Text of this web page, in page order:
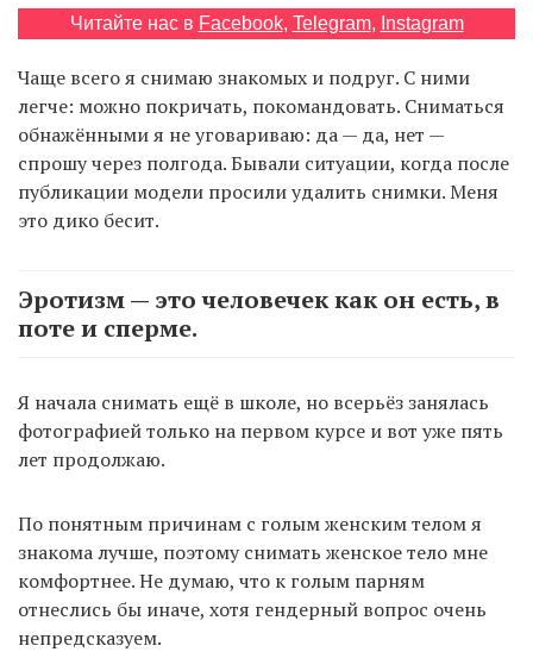
Читайте нас в Facebook, Telegram, Instagram
Чаще всего я снимаю знакомых и подруг. С ними
легче: можно покричать, покомандовать. Сниматься
обнажёнными я не уговариваю: да — да, нет —
спрошу через полгода. Бывали ситуации, когда после
публикации модели просили удалить снимки. Меня
это дико бесит.
Эротизм — это человечек как он есть, в
поте и сперме.
Я начала снимать ещё в школе, но всерьёз занялась
фотографией только на первом курсе и вот уже пять
лет продолжаю.
По понятным причинам с голым женским телом я
знакома лучше, поэтому снимать женское тело мне
комфортнее. Не думаю, что к голым парням
отнеслись бы иначе, хотя гендерный вопрос очень
непредсказуем.